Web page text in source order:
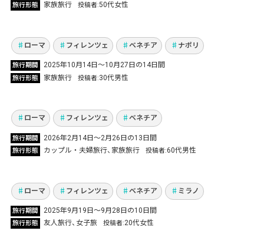
旅行形態 家族旅行 投稿者 50代女性
Vol.1246
ローマ フィレンツェ ベネチア ナポリ
旅行期間 2025年10月14日〜10月27日の14日間
旅行形態 家族旅行 投稿者 30代男性
Vol.1224
ローマ・フィレンツェ・ベネチアを周遊 歴史
ローマ フィレンツェ ベネチア
旅行期間 2026年2月14日〜2月26日の13日間
旅行形態 カップル・夫婦旅行 家族旅行 投稿者 60代男性
Vol.1218
芸術と美食を巡るイタリア4都市周遊！憧れの
ローマ フィレンツェ ベネチア ミラノ
旅行期間 2025年9月19日〜9月28日の10日間
旅行形態 友人旅行 女子旅 投稿者 20代女性
イタリア&パリ、ジョジョ聖地巡礼の旅 母息子